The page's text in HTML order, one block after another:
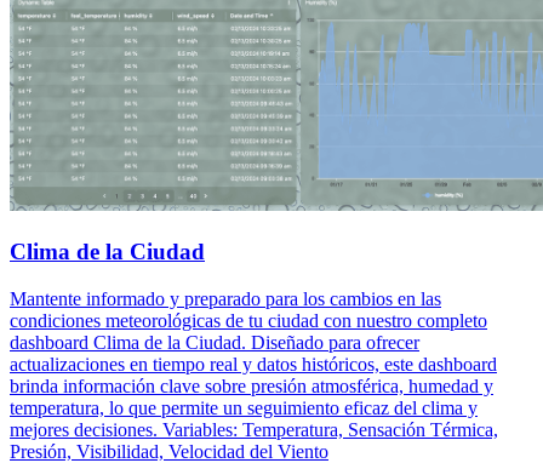
Clima de la Ciudad
Mantente informado y preparado para los cambios en las
condiciones meteorológicas de tu ciudad con nuestro completo
dashboard Clima de la Ciudad. Diseñado para ofrecer
actualizaciones en tiempo real y datos históricos, este dashboard
brinda información clave sobre presión atmosférica, humedad y
temperatura, lo que permite un seguimiento eficaz del clima y
mejores decisiones. Variables: Temperatura, Sensación Térmica,
Presión, Visibilidad, Velocidad del Viento